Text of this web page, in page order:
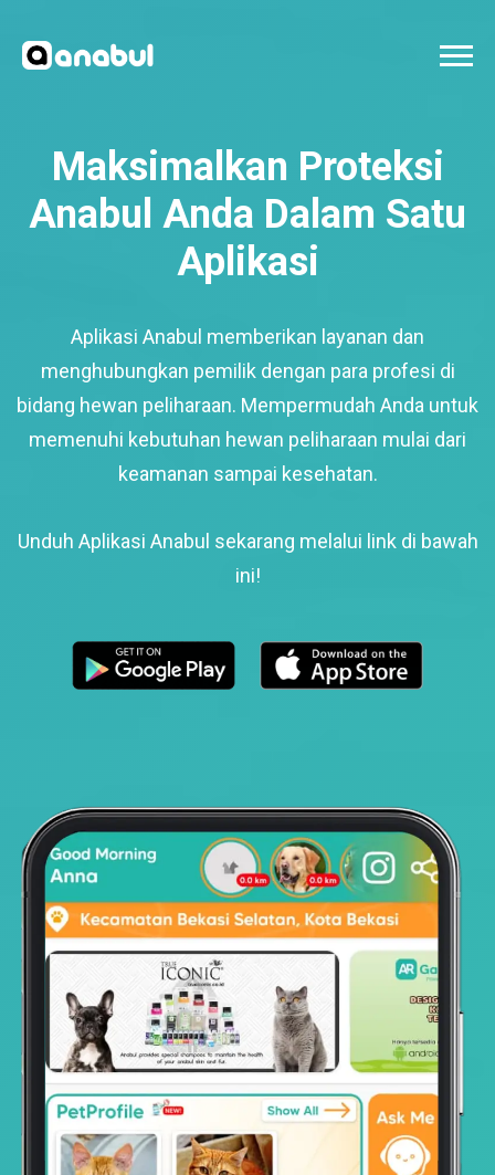
Maksimalkan Proteksi
Anabul Anda Dalam Satu
Aplikasi
Aplikasi Anabul memberikan layanan dan
menghubungkan pemilik dengan para profesi di
bidang hewan peliharaan. Mempermudah Anda untuk
memenuhi kebutuhan hewan peliharaan mulai dari
keamanan sampai kesehatan.
Unduh Aplikasi Anabul sekarang melalui link di bawah
ini!